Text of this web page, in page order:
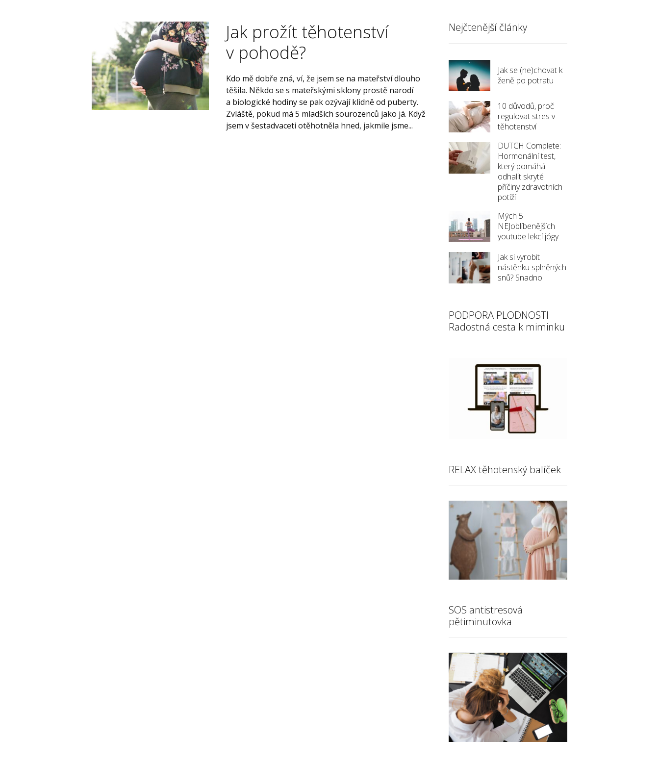
Jak prožít těhotenství
v pohodě?
Kdo mě dobře zná, ví, že jsem se na mateřství dlouho
těšila. Někdo se s mateřskými sklony prostě narodí
a biologické hodiny se pak ozývají klidně od puberty.
Zvláště, pokud má 5 mladších sourozenců jako já. Když
jsem v šestadvaceti otěhotněla hned, jakmile jsme...
Nejčtenější články
Jak se (ne)chovat k
ženě po potratu
10 důvodů, proč
regulovat stres v
těhotenství
DUTCH Complete:
Hormonální test,
který pomáhá
odhalit skryté
příčiny zdravotních
potíží
Mých 5
NEJoblíbenějších
youtube lekcí jógy
Jak si vyrobit
nástěnku splněných
snů? Snadno
PODPORA PLODNOSTI
Radostná cesta k miminku
RELAX těhotenský balíček
SOS antistresová
pětiminutovka